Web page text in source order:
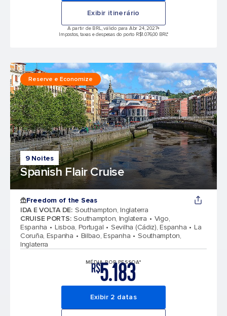
Exibir itinerário
A partir de BRL, válido para Abr 24, 2027+
Impostos, taxas e despesas do porto R$1.076,00 BRL*
9 Noites
Spanish Flair Cruise
Reserve e Economize
Freedom of the Seas
IDA E VOLTA DE: Southampton, Inglaterra
CRUISE PORTS: Southampton, Inglaterra
Vigo,
Espanha
Lisboa, Portugal Sevilha (Cádiz), Espanha
La
Coruña, Espanha
Bilbao, Espanha
Southampton,
Inglaterra
MÉDIA POR PESSOA*
R$5.183
Exibir 2 datas